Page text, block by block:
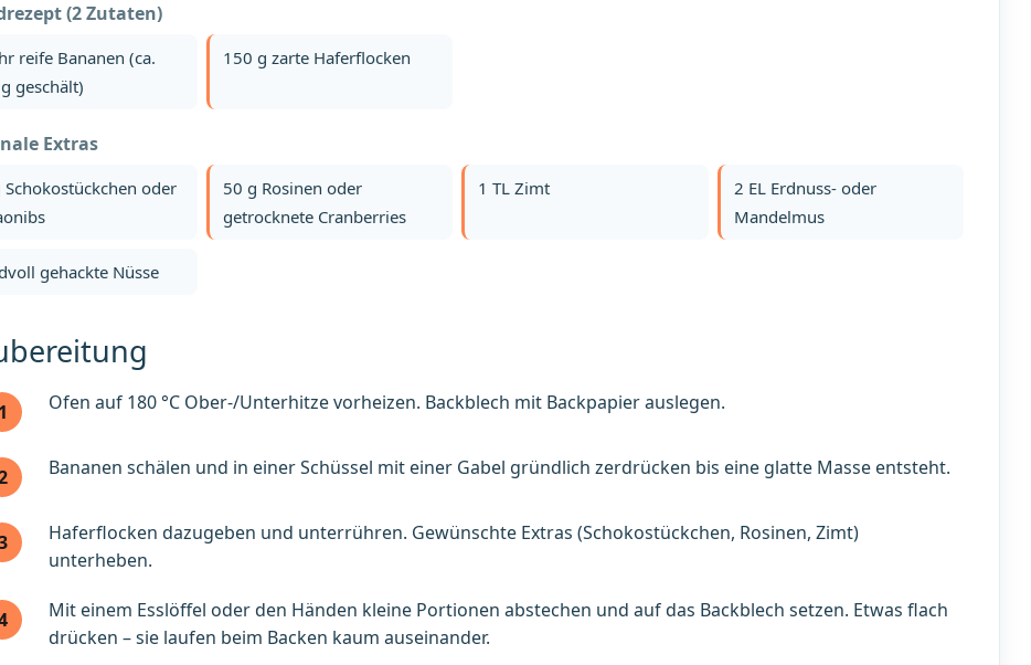
(2 Zutaten)
reife Bananen (ca.
geschält)
150 g zarte Haferflocken
Extras
Schokostückchen oder
50 g Rosinen oder
getrocknete Cranberries
1 TL Zimt
2 EL Erdnuss- oder
Mandelmus
gehackte Nüsse
1 Ofen auf 180 °C Ober-/Unterhitze vorheizen. Backblech mit Backpapier auslegen.
Bananen schälen und in einer Schüssel mit einer Gabel gründlich zerdrücken bis eine glatte Masse entsteht.
Haferflocken dazugeben und unterrühren. Gewünschte Extras (Schokostückchen, Rosinen, Zimt)
unterheben.
Mit einem Esslöffel oder den Händen kleine Portionen abstechen und auf das Backblech setzen. Etwas flach
drücken – sie laufen beim Backen kaum auseinander.